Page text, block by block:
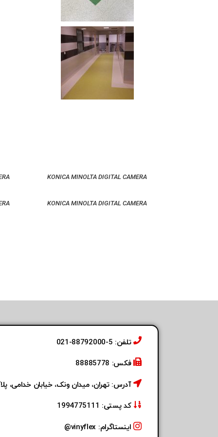
KONICA MINOLTA DIGITAL CAMERA
KONICA MINOLTA DIGITAL CAMERA
تلفن: 5-88792000-021
فکس: 88885778
آدرس: تهران، میدان ونک، خیابان خدامی،
کد پستی: 1994775111
اینستاگرام: vinyflex@